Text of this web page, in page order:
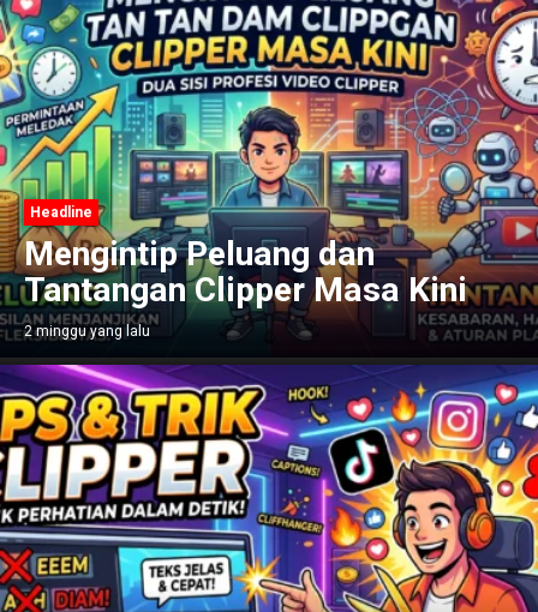
Headline
Mengintip Peluang dan
Tantangan Clipper Masa Kini
2 minggu yang lalu